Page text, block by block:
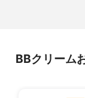
BBクリーム